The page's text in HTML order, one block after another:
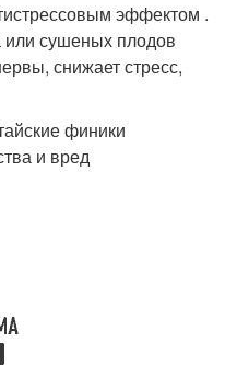
эффектом .
сушеных плодов
снижает стресс,